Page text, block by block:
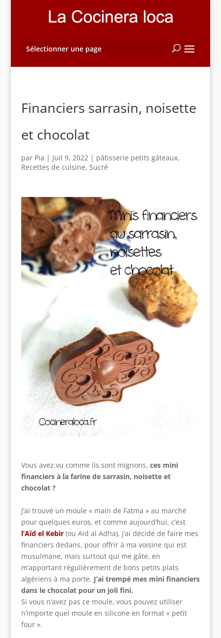
Sélectionner une page
Financiers sarrasin, noisette
et chocolat
par Pia | Juil 9, 2022| pâtisserie petits gâteaux,
Recettes de cuisine, Sucré
Vous avez vu comme ils sont mignons, ces mini
financiers à la farine de sarrasin, noisette et
chocolat ?
J’ai trouvé un moule « main de Fatma » au marché
pour quelques euros, et comme aujourd’hui, c’est
l’Aïd el Kebir(ou Aïd al Adha), j’ai décidé de faire mes
financiers dedans, pour offrir à ma voisine qui est
musulmane, mais surtout qui me gâte, en
m’apportant régulièrement de bons petits plats
algériens à ma porte. J’ai trempé mes mini financiers
dans le chocolat pour un joli fini.
Si vous n’avez pas ce moule, vous pouvez utiliser
n’importe quel moule en silicone en format « petit
four ».